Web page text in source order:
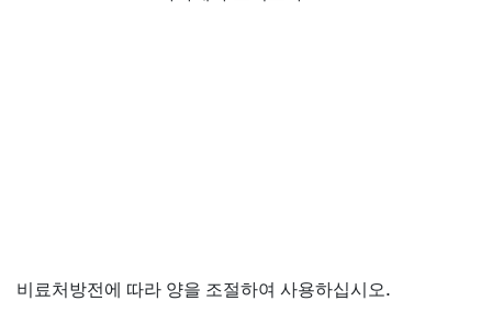
비료처방전에 따라 양을 조절하여 사용하십시오.